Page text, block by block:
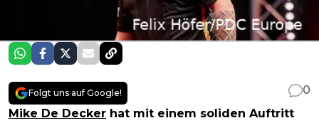
Folgt uns auf Google!
0
Mike De Decker hat mit einem soliden Auftritt